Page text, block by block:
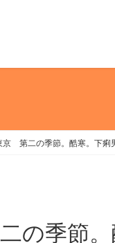
京 第二の季節。酷寒。下痢